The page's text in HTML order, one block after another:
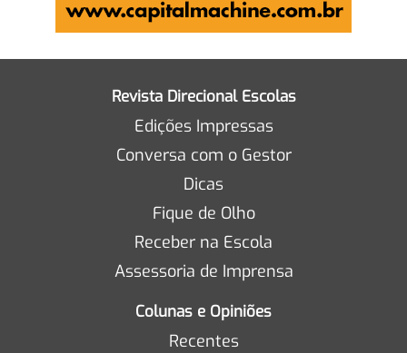
Revista Direcional Escolas
Edições Impressas
Conversa com o Gestor
Dicas
Fique de Olho
Receber na Escola
Assessoria de Imprensa
Colunas e Opiniões
Recentes